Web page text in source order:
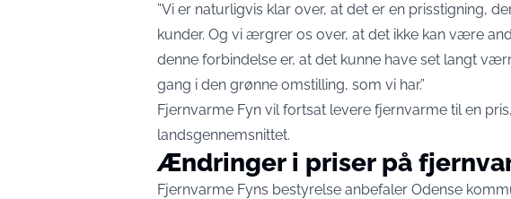
”Vi er naturligvis klar over, at det er en prisstigning,
kunder. Og vi ærgrer os over, at det ikke kan være
denne forbindelse er, at det kunne have set langt
gang i den grønne omstilling, som vi har.”
Fjernvarme Fyn vil fortsat levere fjernvarme til en
landsgennemsnittet.
Ændringer i priser på
Fjernvarme Fyns bestyrelse anbefaler Odense